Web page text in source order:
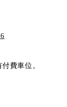
費車位。